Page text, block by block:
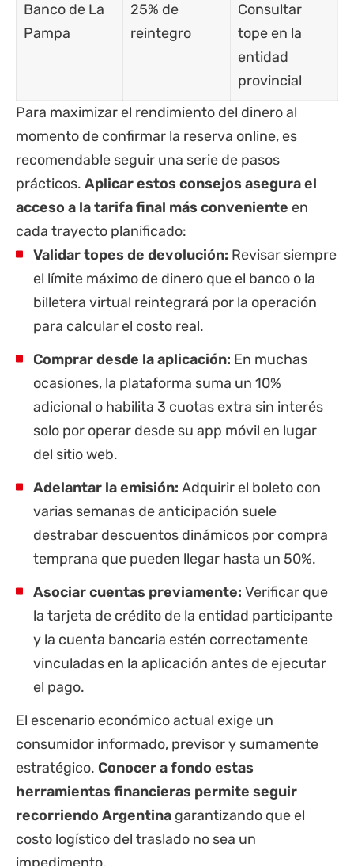
Banco de La
Pampa
25% de
reintegro
Consultar
tope en la
entidad
provincial
Para maximizar el rendimiento del dinero al
momento de confirmar la reserva online, es
recomendable seguir una serie de pasos
prácticos. Aplicar estos consejos asegura el
acceso a la tarifa final más conveniente en
cada trayecto planificado:
Validar topes de devolución: Revisar siempre
el límite máximo de dinero que el banco o la
billetera virtual reintegrará por la operación
para calcular el costo real.
Comprar desde la aplicación: En muchas
ocasiones, la plataforma suma un 10%
adicional o habilita 3 cuotas extra sin interés
solo por operar desde su app móvil en lugar
del sitio web.
Adelantar la emisión: Adquirir el boleto con
varias semanas de anticipación suele
destrabar descuentos dinámicos por compra
temprana que pueden llegar hasta un 50%.
Asociar cuentas previamente: Verificar que
la tarjeta de crédito de la entidad participante
y la cuenta bancaria estén correctamente
vinculadas en la aplicación antes de ejecutar
el pago.
El escenario económico actual exige un
consumidor informado, previsor y sumamente
estratégico. Conocer a fondo estas
herramientas financieras permite seguir
recorriendo Argentina garantizando que el
costo logístico del traslado no sea un